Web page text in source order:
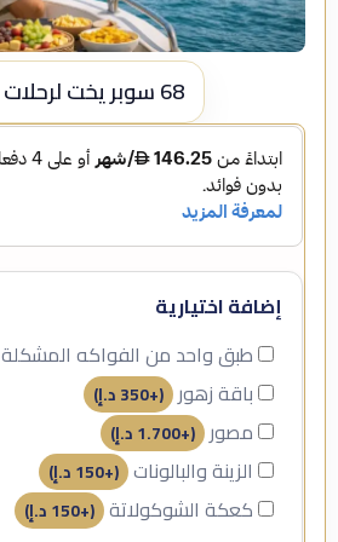
68 سوبر يخت لرحلات الصيد
إضافة اختيارية
طبق واحد من الفواكه المشكلة
باقة زهور (+
350د.إ)
مصور (+
1.700د.إ)
الزينة والبالونات (+
150د.إ)
كعكة الشوكولاتة (+
150د.إ)